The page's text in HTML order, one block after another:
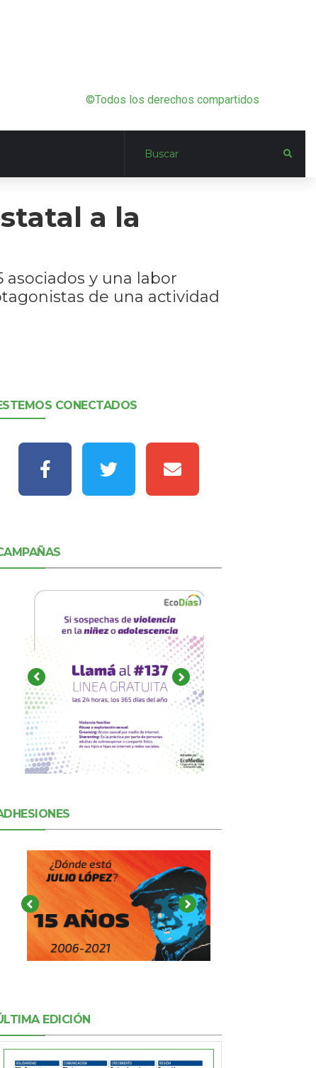
©Todos los derechos compartidos
a la
y una labor
de una actividad
CONECTADOS
EDICIÓN